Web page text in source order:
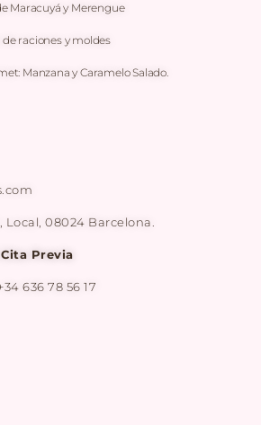
Maracuyá y Merengue
raciones y moldes
Manzana y Caramelo Salado.
Local, 08024 Barcelona.
Previa
636 78 56 17